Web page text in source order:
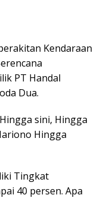
Kendaraan
PT Handal
Dua.
sini, Hingga
Hingga
Tingkat
40 persen. Apa